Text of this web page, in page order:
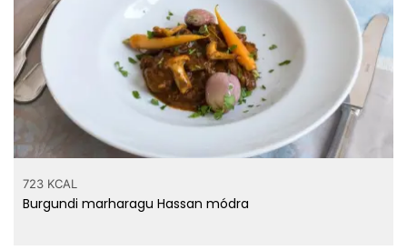
Foszfor 450 mg
Nátrium 83 mg
Cink 8.8 mg
Réz 0.44 mg
Mangán 2.1 mg
Szelén 29.3 µg
szénhidrát
723 KCAL
Burgundi marharagu Hassan módra